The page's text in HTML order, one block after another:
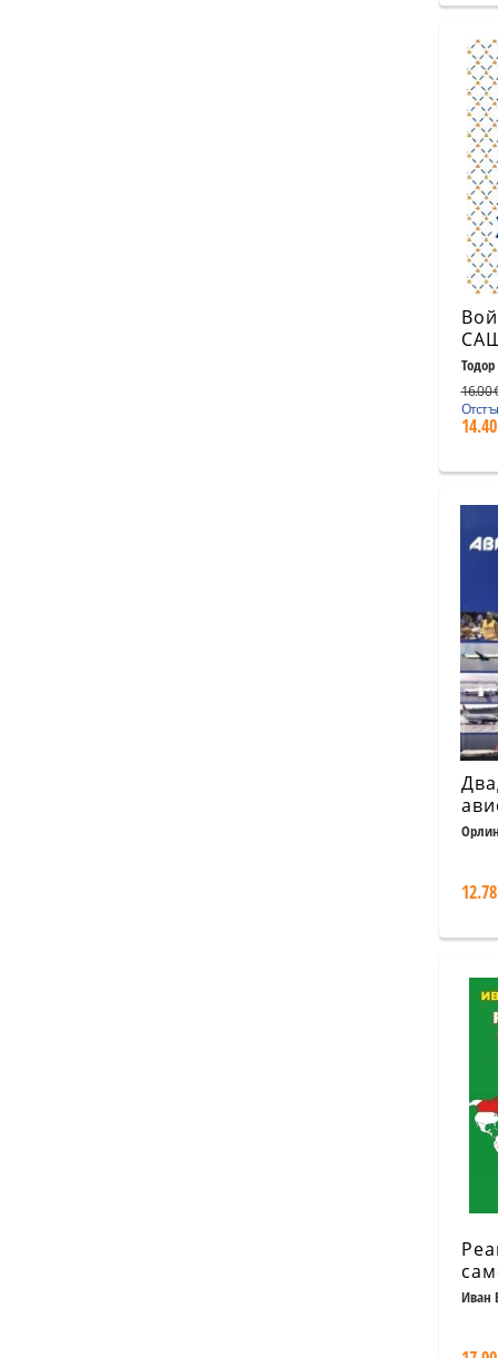
16.00
Кн.2
Иван